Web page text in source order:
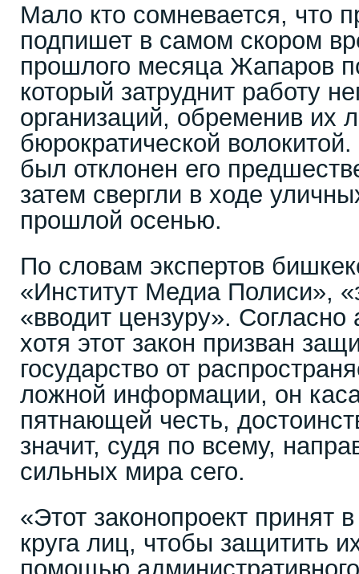
Мало кто сомневается, что
подпишет в самом скором
прошлого месяца Жапаров
который затруднит работу
организаций, обременив их
бюрократической
был отклонен его
затем свергли в ходе
прошлой осенью.
По словам экспертов
«Институт Медиа Полиси»,
«вводит цензуру». Согласно
хотя этот закон призван
государство от
ложной информации, он
пятнающей честь,
значит, судя по всему,
сильных мира сего.
«Этот законопроект принят
круга лиц, чтобы защитить